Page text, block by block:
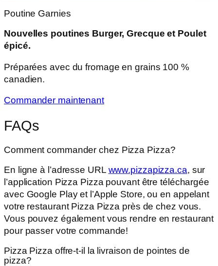
Poutine Garnies
Nouvelles poutines Burger, Grecque et Poulet
épicé.
Préparées avec du fromage en grains 100 %
canadien.
Commander maintenant
FAQs
Comment commander chez Pizza Pizza?
En ligne à l’adresse URL www.pizzapizza.ca, sur
l’application Pizza Pizza pouvant être téléchargée
avec Google Play et l’Apple Store, ou en appelant
votre restaurant Pizza Pizza près de chez vous.
Vous pouvez également vous rendre en restaurant
pour passer votre commande!
Pizza Pizza offre-t-il la livraison de pointes de
pizza?